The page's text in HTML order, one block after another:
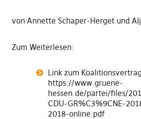
von Annette Schaper-Herget und
Zum Weiterlesen:
Link zum
https://www.gruene-
hessen.de/partei/files/
CDU-GR%C3%9CNE-
2018-online.pdf